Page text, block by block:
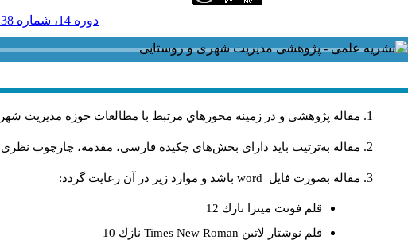
دوره 14، شماره 38 و ضميمه - ( ضميمه لاتين 1394 )
مقاله پژوهشی و در زمینه محورهاي مرتبط با مطالعات حوزه مديريت
مقاله به‌ترتیب باید دارای بخش‌های چکیده فارسی، مقدمه، چارچوب نظری
مقاله بصورت فايل word باشد و موارد زير در آن رعايت گردد:
قلم فونت ميترا نازك 12
قلم نوشتار لاتين Times New Roman نازك 10